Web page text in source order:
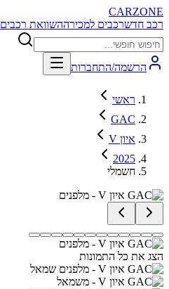
CARZONE
רכב חדשרכבים למכירההשוואת רכבים
הרשמה/התחברות
ראשי
GAC
איון V
2025
חשמלי
הצג את כל התמונות